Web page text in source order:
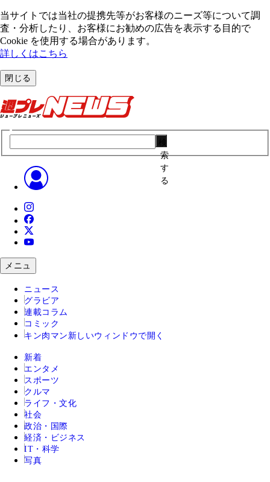
当サイトでは当社の提携先等がお客様のニーズ等について調
査・分析したり、お客様にお勧めの広告を表⽰する⽬的で
Cookie を使⽤する場合があります。
詳しくはこちら
閉じる
索
す
る
メニュ
ニュース
グラビア
連載コラム
コミック
キン肉マン 新しいウィンドウで開く
新着
エンタメ
スポーツ
クルマ
ライフ・文化
社会
政治・国際
経済・ビジネス
IT・科学
写真